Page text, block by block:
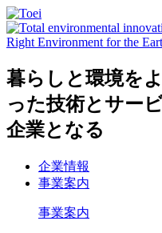
暮らしと環境を
った技術とサー
企業となる
企業情報
事業案内
事業案内